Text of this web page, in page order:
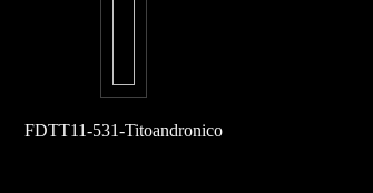
FDTT11-531-Titoandronico